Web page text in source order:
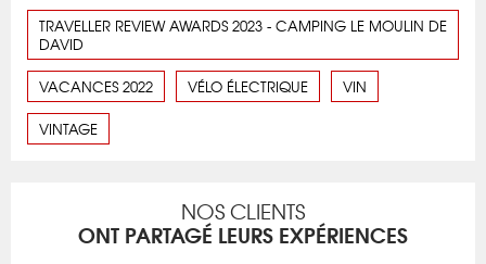
TRAVELLER REVIEW AWARDS 2023 - CAMPING LE MOULIN DE
DAVID
VACANCES 2022 VÉLO ÉLECTRIQUE VIN
VINTAGE
NOS CLIENTS
ONT PARTAGÉ LEURS EXPÉRIENCES